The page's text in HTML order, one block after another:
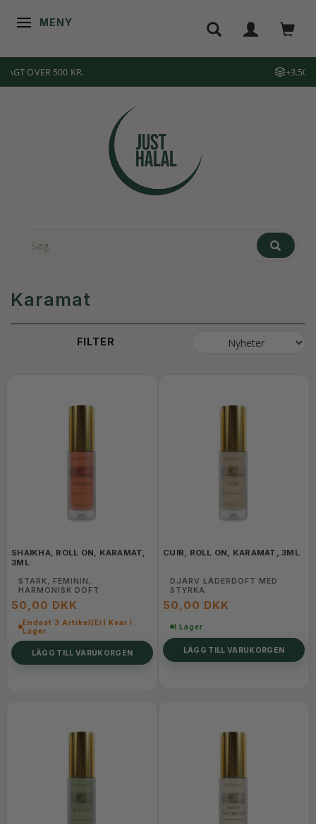
ÄNDRA NAVIGERING
MENY
Karamat
FILTER
SHAIKHA, ROLL ON, KARAMAT,
3ML
STARK, FEMININ,
HARMONISK DOFT
50,00 DKK
Endast 3 Artikel(er) Kvar I
Lager
LÄGG TILL VARUKORGEN
CUIR, ROLL ON, KARAMAT, 3ML
DJÄRV LÄDERDOFT MED
STYRKA
50,00 DKK
I Lager
LÄGG TILL VARUKORGEN